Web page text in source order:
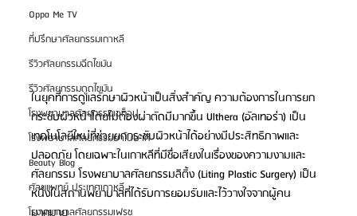
Oppa Me TV
ที่ปรึกษาศัลยกรรมเกาหลี
รีวิวศัลยกรรมฉีดไขมัน
รีวิวศัลยกรรมดูดไขมัน
โรงพยาบาลศัลยกรรมเอท็อป
โรงพยาบาลศัลยกรรมบาโนบากิ
Beauty Blog
ศัลยแพทย์ ประเทศเกาหลี
โรงพยาบาลศัลยกรรมเฟรช
ในยุคที่การดูแลรักษาผิวหน้าเป็นสิ่งสำคัญ ความต้องการในการยก
กระชับผิวหน้าโดยไม่ต้องผ่าตัดมีมากขึ้น Ulthera (อัลเทอร่า) เป็น
เทคโนโลยีใหม่ที่ช่วยยกกระชับผิวหน้าได้อย่างมีประสิทธิภาพและ
ปลอดภัย โดยเฉพาะในเกาหลีที่มีชื่อเสียงในเรื่องของความงามและ
ศัลยกรรม โรงพยาบาลศัลยกรรมลิติ้ง (Liting Plastic Surgery) เป็น
หนึ่งในสถานพยาบาลที่ได้รับการยอมรับและไว้วางใจจากผู้คน